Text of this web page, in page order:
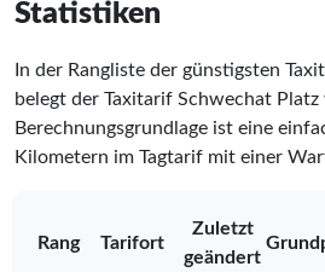
Statistiken
In der Rangliste der günstigsten
belegt der Taxitarif Schwechat Platz
Berechnungsgrundlage ist eine
Kilometern im Tagtarif mit einer
Rang Tarifort
Zuletzt
geändert